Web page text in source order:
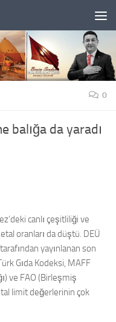
0
balığa da yaradı
canlı çeşitliliği ve
oranları da düştü. DEÜ
yayınlanan son
Gıda Kodeksi, MAFF
ve FAO (Birleşmiş
limit değerlerinin çok